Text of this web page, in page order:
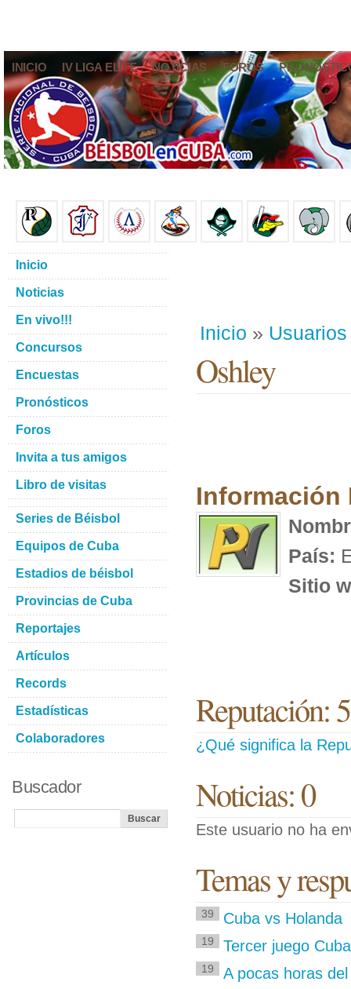
INICIO IV LIGA ELITE NOTICIAS FOROS
Inicio » Usuarios
Oshley
Información
País:
Sitio
Reputación:
¿Qué significa la
Noticias: 0
Este usuario no ha
Temas y
39 Cuba vs Holanda
19 Tercer juego
19 A pocas horas
Inicio
Noticias
En vivo!!!
Concursos
Encuestas
Pronósticos
Foros
Invita a tus amigos
Libro de visitas
Series de Béisbol
Equipos de Cuba
Estadios de béisbol
Provincias de Cuba
Reportajes
Artículos
Records
Estadísticas
Colaboradores
Buscador